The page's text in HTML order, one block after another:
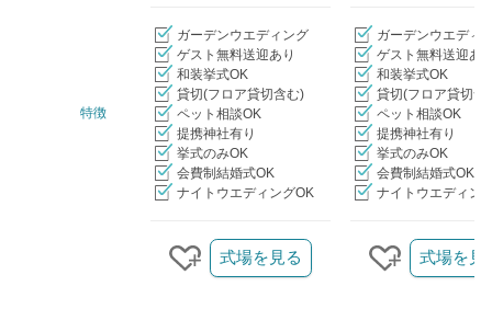
特徴
ガーデンウエディング
ゲスト無料送迎あり
和装挙式OK
貸切(フロア貸切含む)
ペット相談OK
提携神社有り
挙式のみOK
会費制結婚式OK
ナイトウエディングOK
ガーデンウエディ
ゲスト無料送迎あ
和装挙式OK
貸切(フロア貸切含
ペット相談OK
提携神社有り
挙式のみOK
会費制結婚式OK
ナイトウエディン
クリップする
式場を見る
クリップす
式場を見